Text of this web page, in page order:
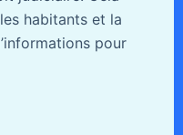
habitants et la
pour